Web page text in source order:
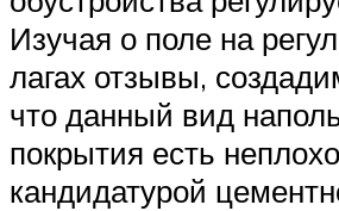
Изучая о поле на
лагах отзывы,
что данный вид
покрытия есть
кандидатурой